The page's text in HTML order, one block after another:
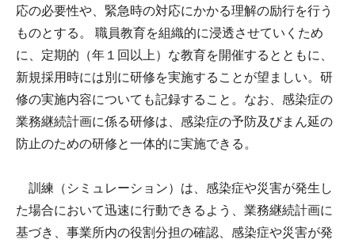
応の必要性や、緊急時の対応にかかる理解の励行を行う
ものとする。 職員教育を組織的に浸透させていくため
に、定期的（年１回以上）な教育を開催するとともに、
新規採用時には別に研修を実施することが望ましい。研
修の実施内容についても記録すること。なお、感染症の
業務継続計画に係る研修は、感染症の予防及びまん延の
防止のための研修と一体的に実施できる。
訓練（シミュレーション）は、感染症や災害が発生し
た場合において迅速に行動できるよう、業務継続計画に
基づき、事業所内の役割分担の確認、感染症や災害が発